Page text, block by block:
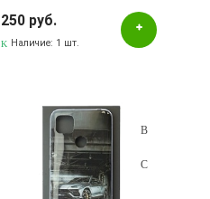
250 руб.
Наличие: 1 шт.